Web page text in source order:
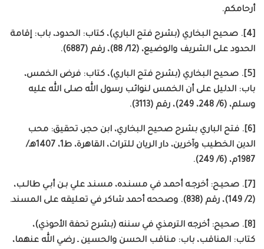
أرحامكم.
[4]. صحيح البخاري (بشرح فتح الباري)، كتاب: الحدود، باب: إقامة
الحدود على الشريف والوضيع، (12/ 88)، رقم (6887).
[5]. صحيح البخاري (بشرح فتح الباري)، كتاب: فرض الخمس،
باب: الدليل على أن الخمس لنوائب رسول الله صلى الله عليه
وسلم، (6/ 248، 249)، رقم (3113).
[6]. فتح الباري بشرح صحيح البخاري، ابن حجر، تحقيق: محب
الدين الخطيب وآخرين، دار الريان للتراث، القاهرة، ط1، 1407هـ/
1987م، (6/ 249).
[7]. صحيـح: أخرجـه أحمـد في مسنـده، مسنـد علي بـن أبـي طالـب،
(2/ 149)، رقم (838). وصححه أحمد شاكر في تعليقه على المسند.
[8]. صحيح: أخرجه الترمذي في سننه (بشرح تحفة الأحوذي)،
كتاب: المناقب، باب: مناقب الحسن والحسين ـ رضي الله عنهما،